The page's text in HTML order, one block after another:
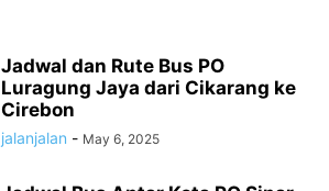
Jadwal dan Rute Bus PO
Luragung Jaya dari Cikarang ke
Cirebon
jalanjalan - May 6, 2025